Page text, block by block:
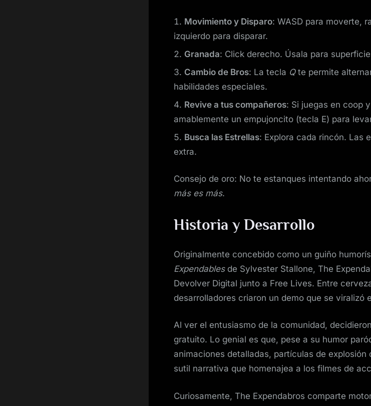
Movimiento y Disparo: WASD para moverte,
izquierdo para disparar.
Granada: Click derecho. Úsala para
Cambio de Bros: La tecla Qte permite
habilidades especiales.
Revive a tus compañeros: Si juegas en coop
amablemente un empujoncito (tecla E) para
Busca las Estrellas: Explora cada rincón. Las
extra.
Consejo de oro: No te estanques intentando
más es más.
Historia y Desarrollo
Originalmente concebido como un guiño
Expendablesde Sylvester Stallone, The
Devolver Digital junto a Free Lives. Entre
desarrolladores criaron un demo que se viralizó
Al ver el entusiasmo de la comunidad,
gratuito. Lo genial es que, pese a su humor
animaciones detalladas, partículas de
sutil narrativa que homenajea a los filmes de
Curiosamente, The Expendabros comparte